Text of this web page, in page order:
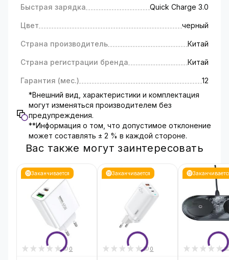
Быстрая зарядка Quick Charge 3.0
Цвет черный
Страна производитель Китай
Страна регистрации бренда Китай
Гарантия (мес.)
12
*Внешний вид, характеристики и комплектация
могут изменяться производителем без
предупреждения.
**Информация о том, что допустимое отклонение
может составлять ± 2 % в каждой стороне.
Вас также могут заинтересовать
Заканчивается
0
Заканчивается
0